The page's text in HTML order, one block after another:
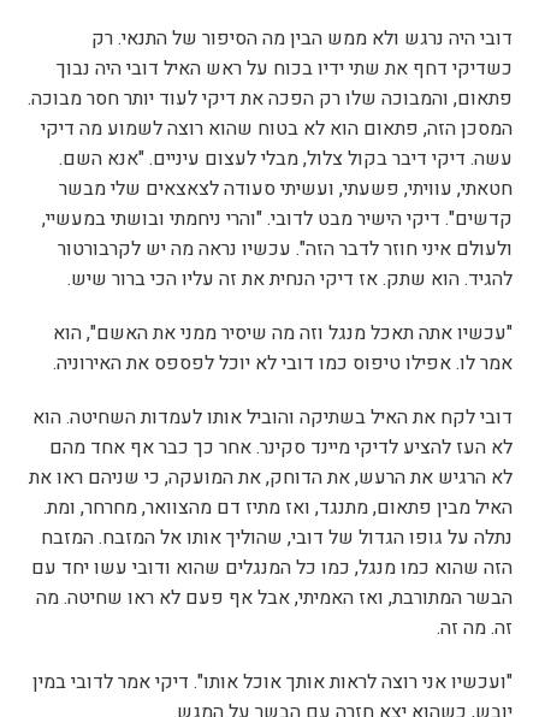
דובי היה נרגש ולא ממש הבין מה הסיפור של התנאי. רק
כשדיקי דחף את שתי ידיו בכוח על ראש האיל דובי היה נבוך
פתאום, והמבוכה שלו רק הפכה את דיקי לעוד יותר חסר מבוכה.
המסכן הזה, פתאום הוא לא בטוח שהוא רוצה לשמוע מה דיקי
עשה. דיקי דיבר בקול צלול, מבלי לעצום עיניים. "אנא השם.
חטאתי, עוויתי, פשעתי, ועשיתי סעודה לצאצאים שלי מבשר
קדשים". דיקי הישיר מבט לדובי. "והרי ניחמתי ובושתי במעשיי,
ולעולם איני חוזר לדבר הזה". עכשיו נראה מה יש לקרבורטור
להגיד. הוא שתק. אז דיקי הנחית את זה עליו הכי ברור שיש.
"עכשיו אתה תאכל מנגל וזה מה שיסיר ממני את האשם", הוא
אמר לו. אפילו טיפוס כמו דובי לא יוכל לפספס את האירוניה.
דובי לקח את האיל בשתיקה והוביל אותו לעמדות השחיטה. הוא
לא העז להציע לדיקי מיינד סקינר. אחר כך כבר אף אחד מהם
לא הרגיש את הרעש, את הדוחק, את המועקה, כי שניהם ראו את
האיל מבין פתאום, מתנגד, ואז מתיז דם מהצוואר, מחרחר, ומת.
נתלה על גופו הגדול של דובי, שהוליך אותו אל המזבח. המזבח
הזה שהוא כמו מנגל, כמו כל המנגלים שהוא ודובי עשו יחד עם
הבשר המתורבת, ואז האמיתי, אבל אף פעם לא ראו שחיטה. מה
זה. מה זה.
"ועכשיו אני רוצה לראות אותך אוכל אותו". דיקי אמר לדובי במין